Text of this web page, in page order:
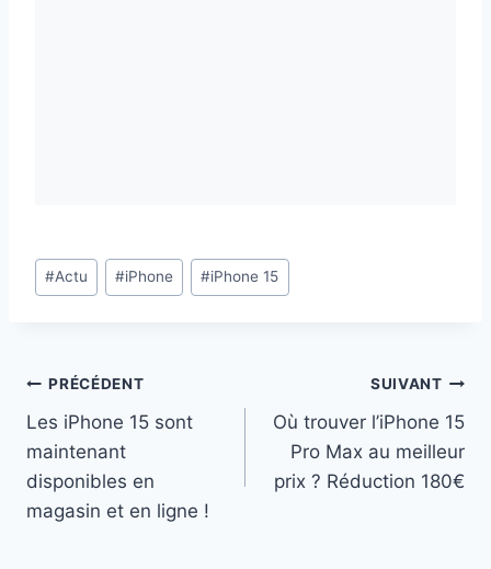
Étiquettes
de
#Actu #iPhone #iPhone 15
Navigation
de
l’article
PRÉCÉDENT
Les iPhone 15 sont
maintenant
disponibles en
magasin et en ligne !
SUIVANT
Où trouver l’iPhone 15
Pro Max au meilleur
prix ? Réduction 180€